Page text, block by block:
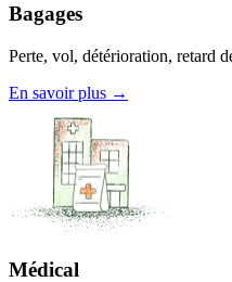
Bagages
Perte, vol, détérioration, retard
En savoir plus →
Médical